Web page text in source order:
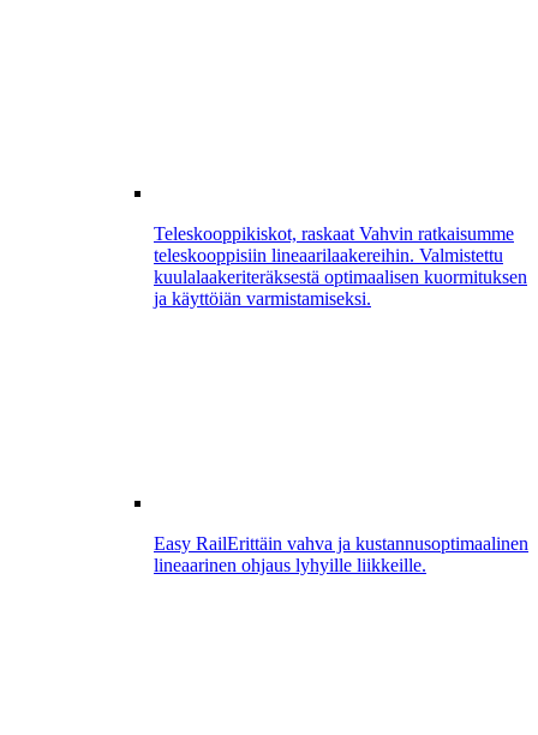
Teleskooppikiskot, raskaat Vahvin ratkaisumme
teleskooppisiin lineaarilaakereihin. Valmistettu
kuulalaakeriteräksestä optimaalisen kuormituksen
ja käyttöiän varmistamiseksi.
Easy RailErittäin vahva ja kustannusoptimaalinen
lineaarinen ohjaus lyhyille liikkeille.